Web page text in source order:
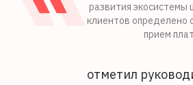
развития
клиентов определено
прием
отметил